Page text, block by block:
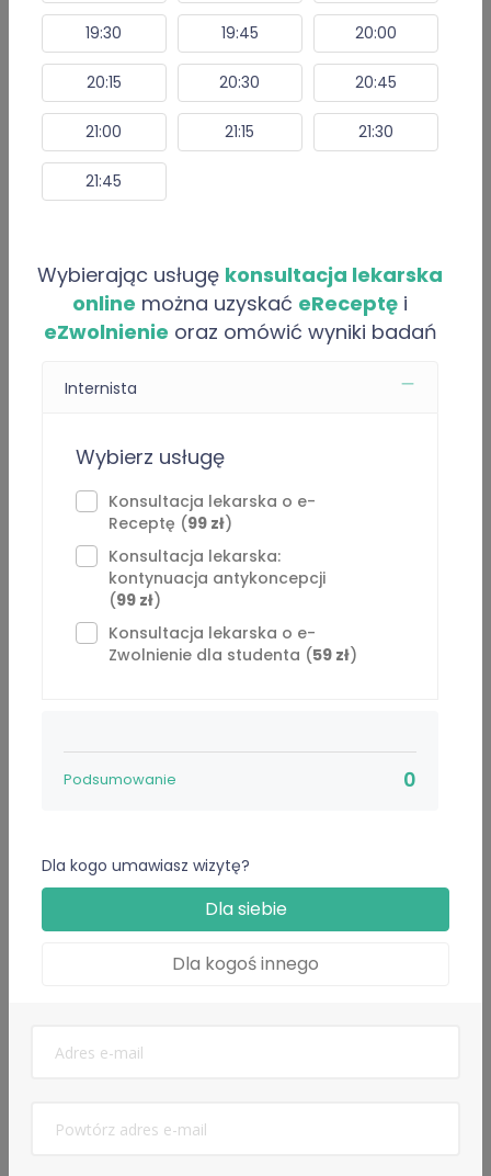
Jestem absolwentem Uniwersytetu Medycznego w
Lublinie.
Posiadam doświadczenie w POZ oraz NPL.
Konsultuję tylko osoby pełnoletnie.
Nie wystawiam leków psychotropowych.
Internista
5 Usługi
Konsultacja lekarska o e-Receptę -99 zł
⁠Konsultacja lekarska: kontynuacja antykoncepcji -
Konsultacja lekarska o e-Zwolnienie dla studenta
59 zł
Doctor Consultation for foreigners -
Opis usługi
Konsultacja lekarska o L4 (e-ZLA) i/lub eReceptę -
Internista
Języki
19:30 19:45 20:00
20:15 20:30 20:45
21:00 21:15 21:30
21:45
Wybierając usługę konsultacja lekarska
online można uzyskać eReceptę i
eZwolnienie oraz omówić wyniki badań
Internista
Wybierz usługę
Konsultacja lekarska o e-
Receptę (99 zł)
⁠Konsultacja lekarska:
kontynuacja antykoncepcji
(99 zł)
Konsultacja lekarska o e-
Zwolnienie dla studenta (59 zł)
Podsumowanie 0
Dla kogo umawiasz wizytę?
Dla siebie
Dla kogoś innego